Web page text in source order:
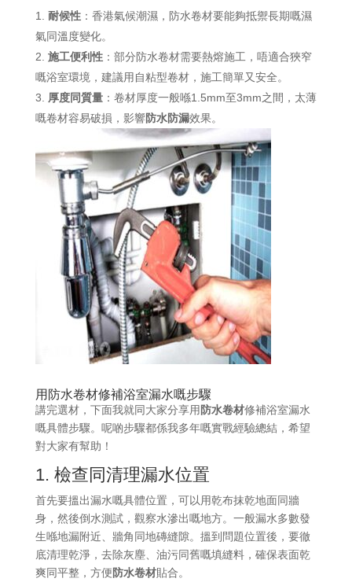
耐候性：香港氣候潮濕，防水卷材要能夠抵禦長期嘅濕
氣同溫度變化。
施工便利性：部分防水卷材需要熱熔施工，唔適合狹窄
嘅浴室環境，建議用自粘型卷材，施工簡單又安全。
厚度同質量：卷材厚度一般喺1.5mm至3mm之間，太薄
嘅卷材容易破損，影響防水防漏效果。
用防水卷材修補浴室漏水嘅步驟
講完選材，下面我就同大家分享用 防水卷材修補浴室漏水
嘅具體步驟。呢啲步驟都係我多年嘅實戰經驗總結，希望
對大家有幫助！
1. 檢查同清理漏水位置
首先要搵出漏水嘅具體位置，可以用乾布抹乾地面同牆
身，然後倒水測試，觀察水滲出嘅地方。一般漏水多數發
生喺地漏附近、牆角同地磚縫隙。搵到問題位置後，要徹
底清理乾淨，去除灰塵、油污同舊嘅填縫料，確保表面乾
爽同平整，方便防水卷材貼合。